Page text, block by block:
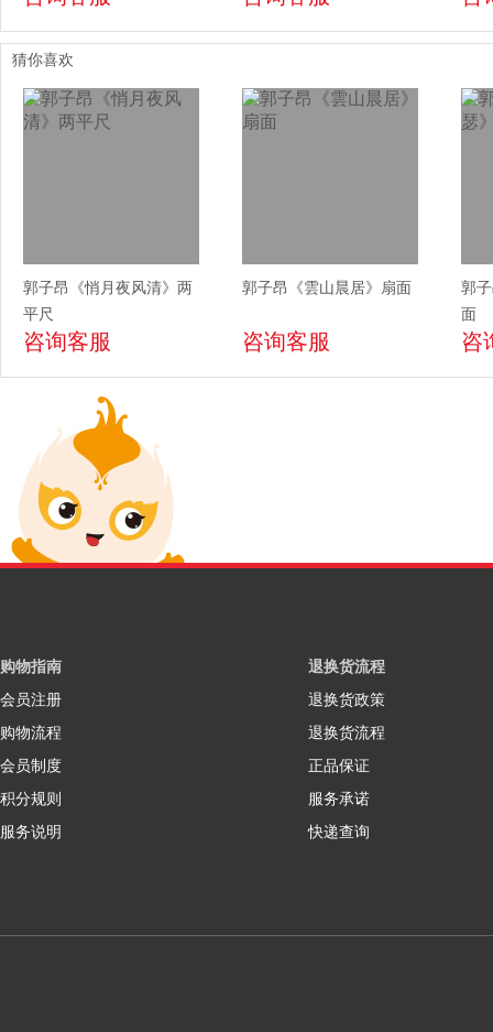
猜你喜欢
郭子昂《悄月夜风清》两
平尺
咨询客服
郭子昂《雲山晨居》扇面
咨询客服
郭
面
咨
购物指南
会员注册
购物流程
会员制度
积分规则
服务说明
退换货流程
退换货政策
退换货流程
正品保证
服务承诺
快递查询